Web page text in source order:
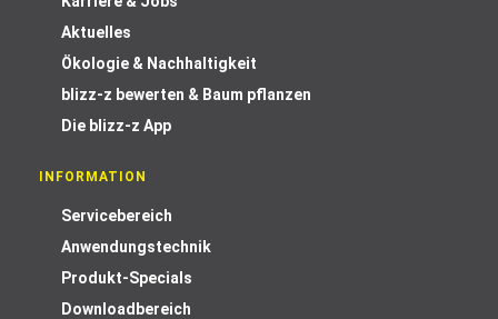
Aktuelles
Ökologie & Nachhaltigkeit
blizz-z bewerten & Baum pflanzen
Die blizz-z App
INFORMATION
Servicebereich
Anwendungstechnik
Produkt-Specials
Downloadbereich